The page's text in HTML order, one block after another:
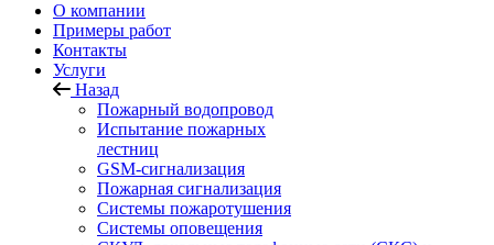
О компании
Примеры работ
Контакты
Услуги
Назад
Пожарный водопровод
Испытание пожарных
лестниц
GSM-сигнализация
Пожарная сигнализация
Системы пожаротушения
Системы оповещения